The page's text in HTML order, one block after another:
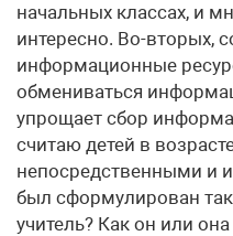
начальных классах, и
интересно. Во-вторых,
информационные
обмениваться
упрощает сбор
считаю детей в
непосредственными и
был сформулирован
учитель? Как он или